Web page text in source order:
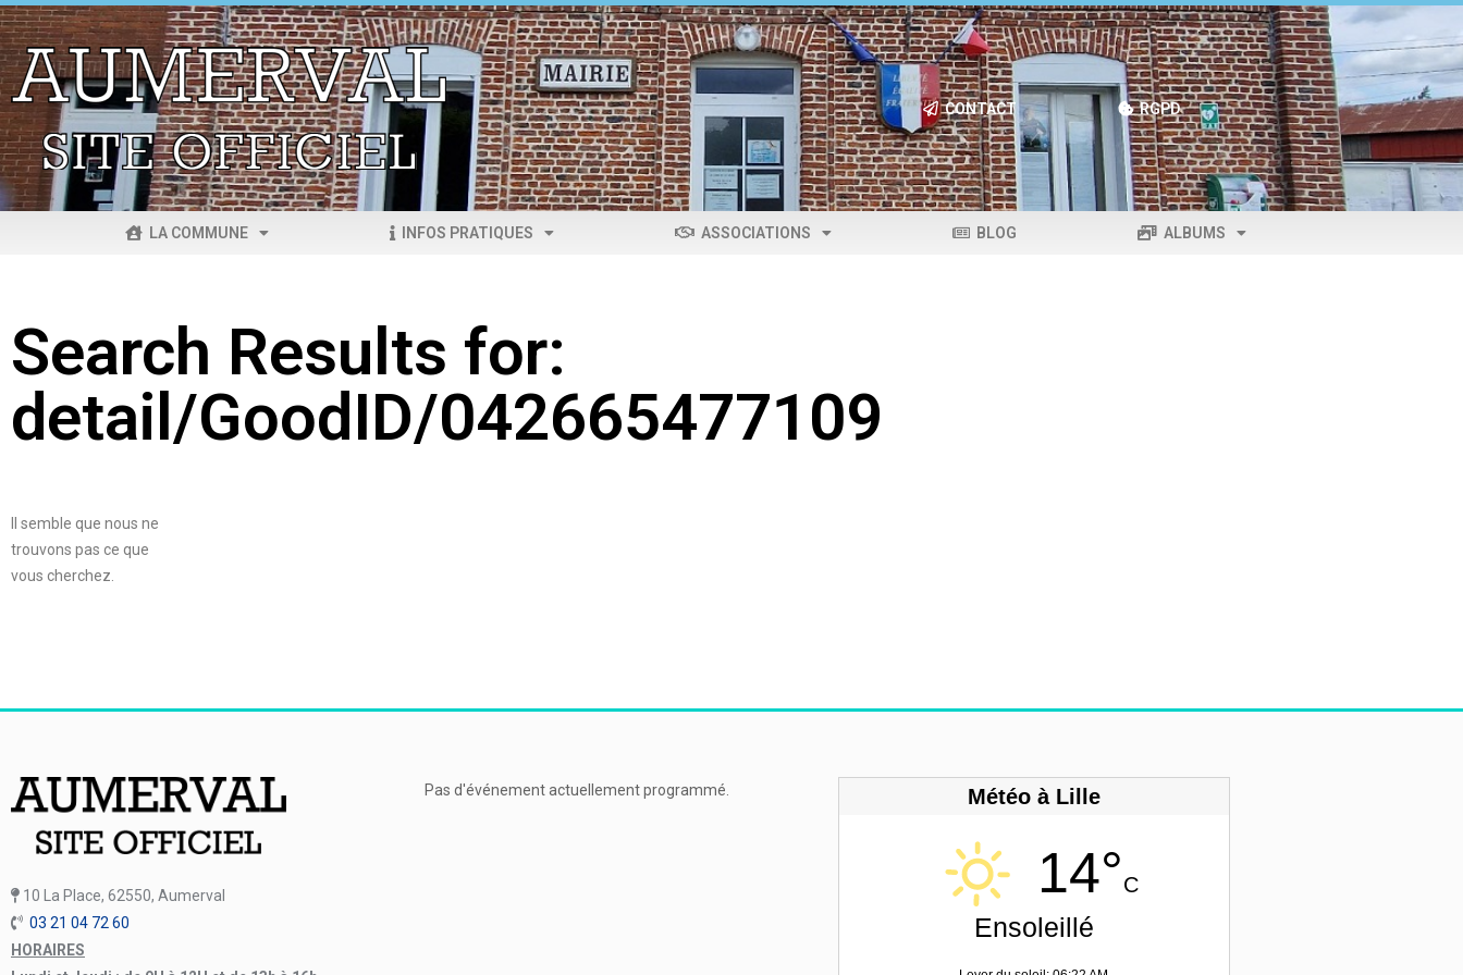
CONTACT RGPD
LA COMMUNE INFOS PRATIQUES ASSOCIATIONS BLOG ALBUMS
Search Results for:
detail/GoodID/042665477109
Il semble que nous ne
trouvons pas ce que
vous cherchez.
10 La Place, 62550, Aumerval
03 21 04 72 60
HORAIRES
Pas d'événement actuellement programmé. Météo à Lille
14°C
Ensoleillé